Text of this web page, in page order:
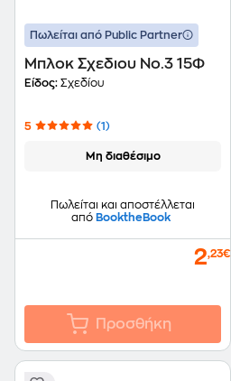
Πωλείται από Public Partner
Μπλοκ Σχεδιου Νο.3 15Φ
Είδος: Σχεδίου
5 (1)
Μη διαθέσιμο
Πωλείται και αποστέλλεται
από BooktheBook
2,23€
Προσθήκη